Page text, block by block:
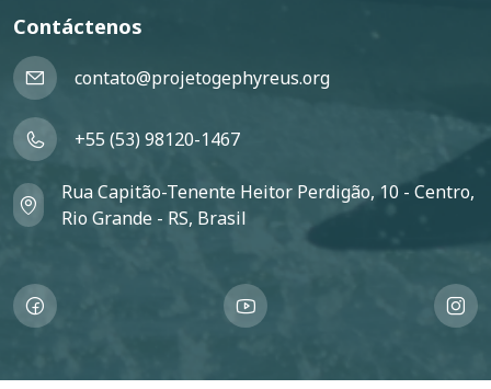
Contáctenos
contato@projetogephyreus.org
+55 (53) 98120-1467
Rua Capitão-Tenente Heitor Perdigão, 10 - Centro,
Rio Grande - RS, Brasil